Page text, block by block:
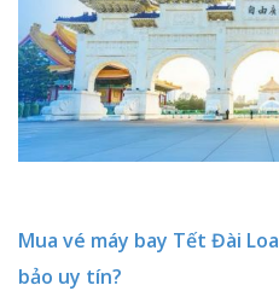
Mua vé máy bay Tết Đài
bảo uy tín?